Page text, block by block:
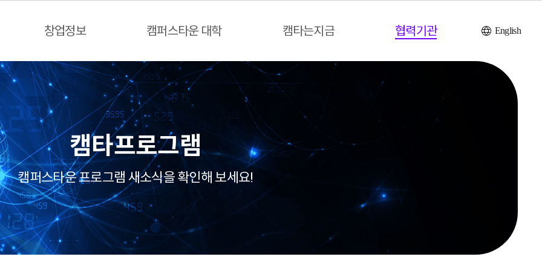
창업정보 캠퍼스타운 대학 캠타는지금 협력기관 English
캠타프로그램
캠퍼스타운 프로그램 새소식을 확인해 보세요!